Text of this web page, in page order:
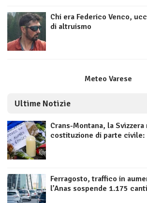
Chi era Federico Venco,
di altruismo
Meteo Varese
Ultime Notizie
Crans-Montana, la
costituzione di parte civile:
Ferragosto, traffico in
l’Anas sospende 1.175